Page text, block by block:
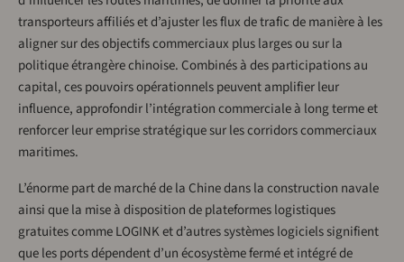
transporteurs affiliés et d’ajuster les flux de trafic de manière à les
aligner sur des objectifs commerciaux plus larges ou sur la
politique étrangère chinoise. Combinés à des participations au
capital, ces pouvoirs opérationnels peuvent amplifier leur
influence, approfondir l’intégration commerciale à long terme et
renforcer leur emprise stratégique sur les corridors commerciaux
maritimes.
L’énorme part de marché de la Chine dans la construction navale
ainsi que la mise à disposition de plateformes logistiques
gratuites comme LOGINK et d’autres systèmes logiciels signifient
que les ports dépendent d’un écosystème fermé et intégré de